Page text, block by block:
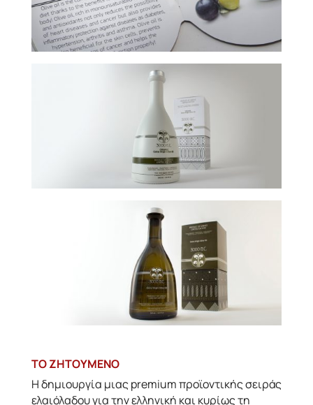
ΤΟ ΖΗΤΟΥΜΕΝΟ
Η δημιουργία μιας premium προϊοντικής σειράς
ελαιόλαδου για την ελληνική και κυρίως τη